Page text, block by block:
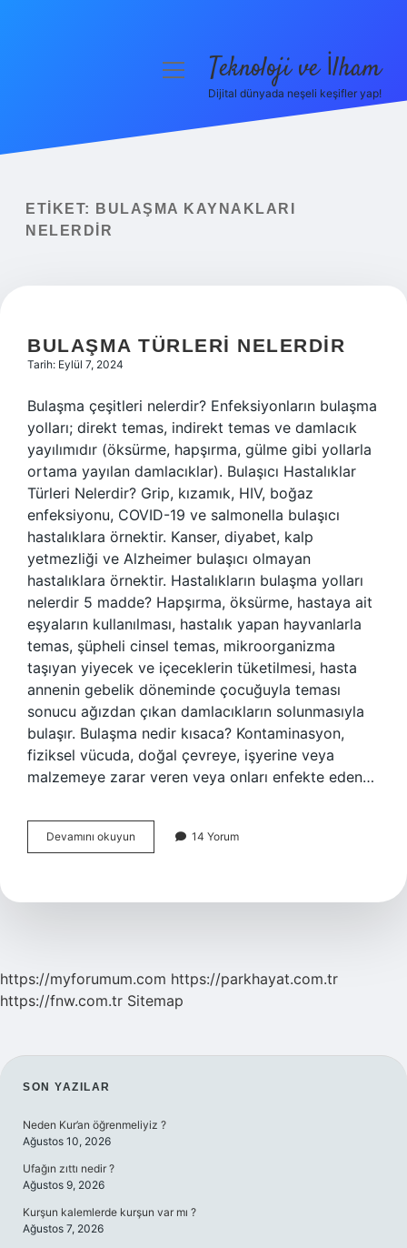
Yasal Uyarı
menüyüTeknoloji ve İlham
Dijital dünyada neşeli keşifler yap!
ETIKET:
BULAŞMA KAYNAKLARI
NELERDIR
BULAŞMA TÜRLERI NELERDIR
Tarih: Eylül 7, 2024
Bulaşma çeşitleri nelerdir? Enfeksiyonların bulaşma
yolları; direkt temas, indirekt temas ve damlacık
yayılımıdır (öksürme, hapşırma, gülme gibi yollarla
ortama yayılan damlacıklar). Bulaşıcı Hastalıklar
Türleri Nelerdir? Grip, kızamık, HIV, boğaz
enfeksiyonu, COVID-19 ve salmonella bulaşıcı
hastalıklara örnektir. Kanser, diyabet, kalp
yetmezliği ve Alzheimer bulaşıcı olmayan
hastalıklara örnektir. Hastalıkların bulaşma yolları
nelerdir 5 madde? Hapşırma, öksürme, hastaya ait
eşyaların kullanılması, hastalık yapan hayvanlarla
temas, şüpheli cinsel temas, mikroorganizma
taşıyan yiyecek ve içeceklerin tüketilmesi, hasta
annenin gebelik döneminde çocuğuyla teması
sonucu ağızdan çıkan damlacıkların solunmasıyla
bulaşır. Bulaşma nedir kısaca? Kontaminasyon,
fiziksel vücuda, doğal çevreye, işyerine veya
malzemeye zarar veren veya onları enfekte eden…
Devamını okuyun Bulaşma
Türleri
14 Yorum
https://myforumum.com https://parkhayat.com.tr
https://fnw.com.tr Sitemap
SIDEBAR
SON YAZILAR
Neden Kur’an öğrenmeliyiz ?
Ağustos 10, 2026
Ufağın zıttı nedir ?
Ağustos 9, 2026
Kurşun kalemlerde kurşun var mı ?
Ağustos 7, 2026